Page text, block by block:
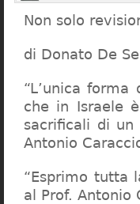
Non solo
di Donato De
“L’unica
che in Israele
sacrificali di un
Antonio
“Esprimo tutta
al Prof. Antonio